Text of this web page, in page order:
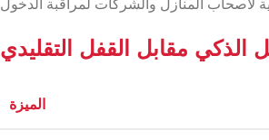
الذكي مقابل القفل التقليدي
الميزة